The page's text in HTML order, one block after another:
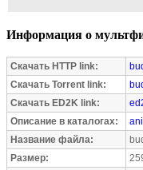
Информация о
Скачать HTTP link:
Скачать Torrent link:
Скачать ED2K link:
Описание в каталогах:
Название файла:
Размер: